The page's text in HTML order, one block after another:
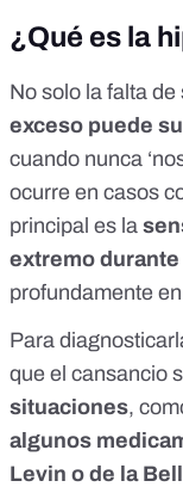
¿Qué es la
No solo la falta de
exceso puede
cuando nunca
ocurre en casos
principal es la
extremo durante
profundamente
Para
que el cansancio
situaciones,
algunos
Levin o de la